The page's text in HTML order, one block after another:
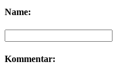
Name:
Kommentar: